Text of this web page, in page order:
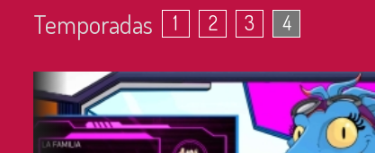
Temporadas 1 2 3 4